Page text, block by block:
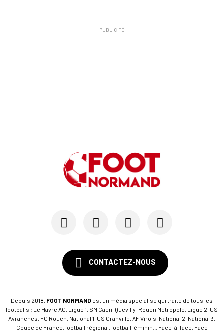
PUBLICITÉ
CONTACTEZ-NOUS
Depuis 2018, FOOT NORMAND est un média spécialisé qui traite de tous les
footballs : Le Havre AC, Ligue 1, SM Caen, Quevilly-Rouen Métropole, Ligue 2, US
Avranches, FC Rouen, National 1, US Granville, AF Virois, National 2, National 3,
Coupe de France, football régional, football féminin... Face-à-face, Face